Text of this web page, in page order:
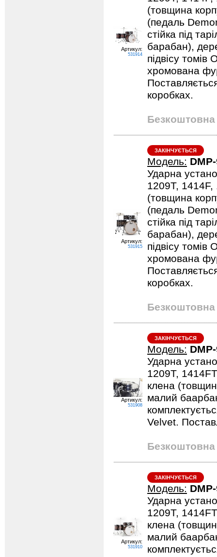
Артикул:
531914
(товщина
(педаль
стійка під
барабан),
підвісу
хромована
коробках.
Безкоштовна
Артикул:
531915
ЗАКІНЧУЄТЬСЯ
Модель:
Ударна
1209T,
(товщина
(педаль
стійка під
барабан),
підвісу
хромована
коробках.
Безкоштовна
Артикул:
531908
ЗАКІНЧУЄТЬСЯ
Модель:
Ударна
1209T,
клена
малий
Velvet.
Безкоштовна
Артикул:
531910
ЗАКІНЧУЄТЬСЯ
Модель:
Ударна
1209T,
клена
малий